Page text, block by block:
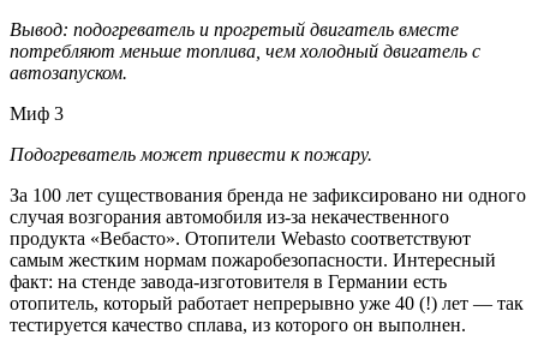
Вывод: подогреватель и прогретый двигатель вместе
потребляют меньше топлива, чем холодный двигатель с
автозапуском.
Миф 3
Подогреватель может привести к пожару.
За 100 лет существования бренда не зафиксировано ни одного
случая возгорания автомобиля из-за некачественного
продукта «Вебасто». Отопители Webasto соответствуют
самым жестким нормам пожаробезопасности. Интересный
факт: на стенде завода-изготовителя в Германии есть
отопитель, который работает непрерывно уже 40 (!) лет — так
тестируется качество сплава, из которого он выполнен.